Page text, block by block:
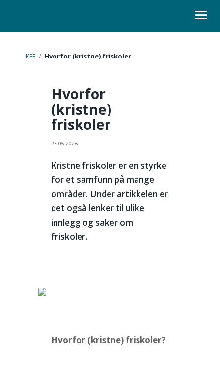
ORGANISASJON
SKOLELEDER
KONTAKT
KFF / Hvorfor (kristne) friskoler
Hvorfor
(kristne)
friskoler
27.05.2026
Kristne friskoler er en styrke
for et samfunn på mange
områder. Under artikkelen er
det også lenker til ulike
innlegg og saker om
friskoler.
Hvorfor (kristne) friskoler?